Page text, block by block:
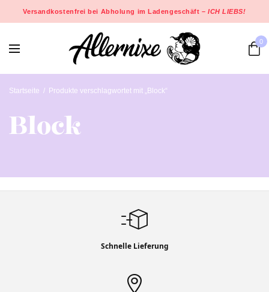
Versandkostenfrei bei Abholung im Ladengeschäft –ICH LIEBS!
0
Startseite / Produkte verschlagwortet mit „Block“
Block
Schnelle Lieferung